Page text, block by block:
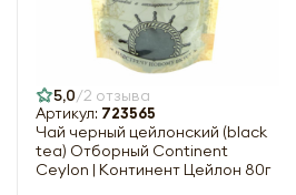
5,0 2 отзыва
Артикул: 723565
Чай черный цейлонский (black
tea) Отборный Continent
Ceylon | Континент Цейлон 80г